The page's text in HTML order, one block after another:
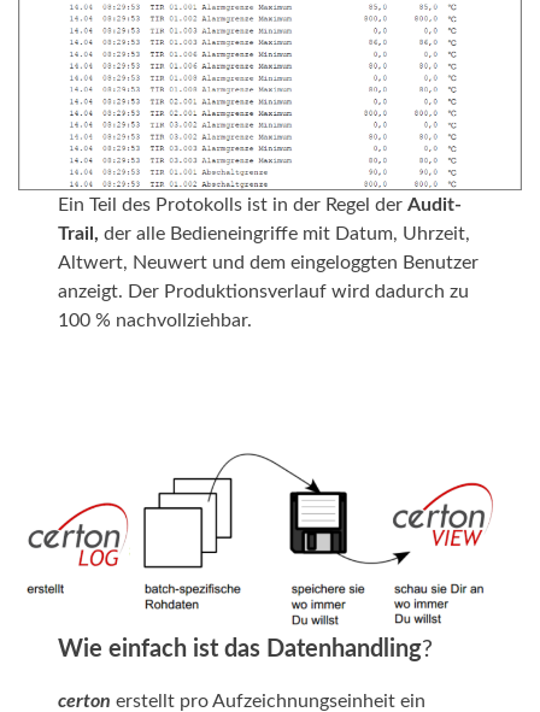
Ein Teil des Protokolls ist in der Regel derAudit-
Trail, der alle Bedieneingriffe mit Datum, Uhrzeit,
Altwert, Neuwert und dem eingeloggten Benutzer
anzeigt. Der Produktionsverlauf wird dadurch zu
100 % nachvollziehbar.
Wie einfach ist das Datenhandling?
certonerstellt pro Aufzeichnungseinheit ein